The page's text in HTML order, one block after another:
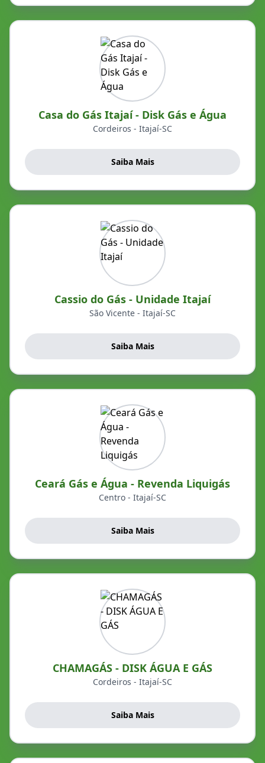
Casa do Gás Itajaí - Disk Gás e Água
Cordeiros - Itajaí-SC
Saiba Mais
Cassio do Gás - Unidade Itajaí
São Vicente - Itajaí-SC
Saiba Mais
Ceará Gás e Água - Revenda Liquigás
Centro - Itajaí-SC
Saiba Mais
CHAMAGÁS - DISK ÁGUA E GÁS
Cordeiros - Itajaí-SC
Saiba Mais